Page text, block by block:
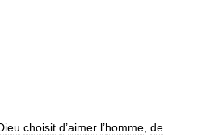
choisit d’aimer l’homme de